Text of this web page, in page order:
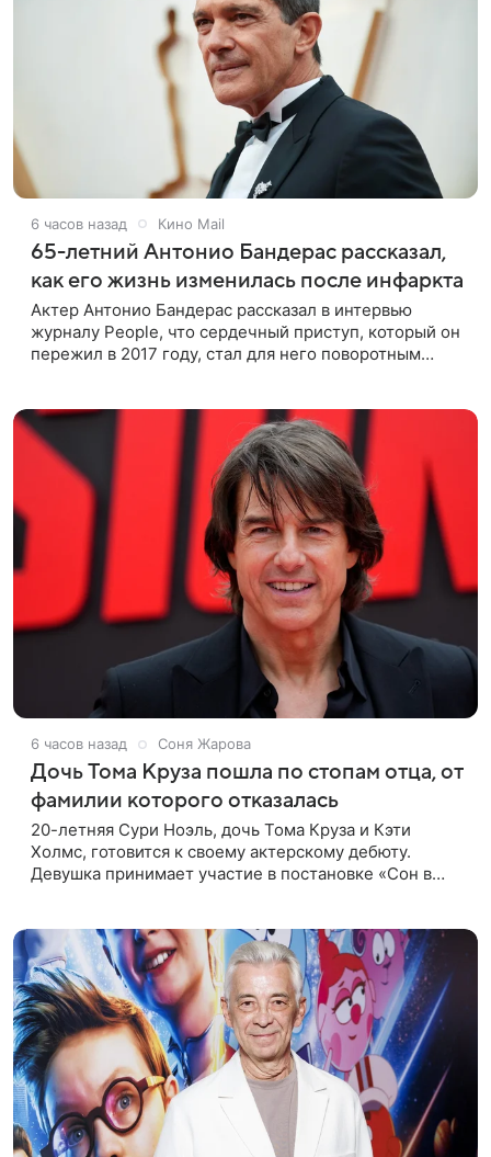
6 часов назад Кино Mail
65-летний Антонио Бандерас рассказал,
как его жизнь изменилась после инфаркта
Актер Антонио Бандерас рассказал в интервью
журналу People, что сердечный приступ, который он
пережил в 2017 году, стал для него поворотным
6 часов назад Соня Жарова
Дочь Тома Круза пошла по стопам отца, от
фамилии которого отказалась
20-летняя Сури Ноэль, дочь Тома Круза и Кэти
Холмс, готовится к своему актерскому дебюту.
Девушка принимает участие в постановке «Сон в